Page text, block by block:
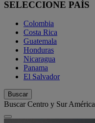
SELECCIONE PAÍS
Colombia
Costa Rica
Guatemala
Honduras
Nicaragua
Panama
El Salvador
Buscar
Buscar Centro y Sur América